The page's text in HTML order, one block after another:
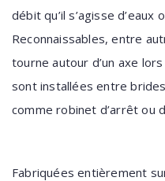
débit qu’il s’agisse
Reconnaissables, entre
tourne autour d’un axe
sont installées entre
comme robinet d’arrêt ou
Fabriquées entièrement